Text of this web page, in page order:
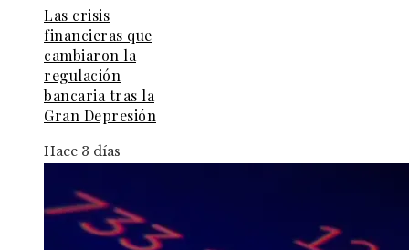
Las crisis
financieras que
cambiaron la
regulación
bancaria tras la
Gran Depresión
Hace 3 días